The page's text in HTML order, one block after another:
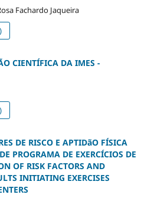
Fachardo Jaqueira
CIENTÍFICA DA IMES -
DE RISCO E APTIDãO FÍSICA
PROGRAMA DE EXERCÍCIOS DE
OF RISK FACTORS AND
INITIATING EXERCISES